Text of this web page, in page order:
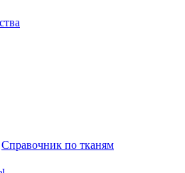
Справочник по тканям